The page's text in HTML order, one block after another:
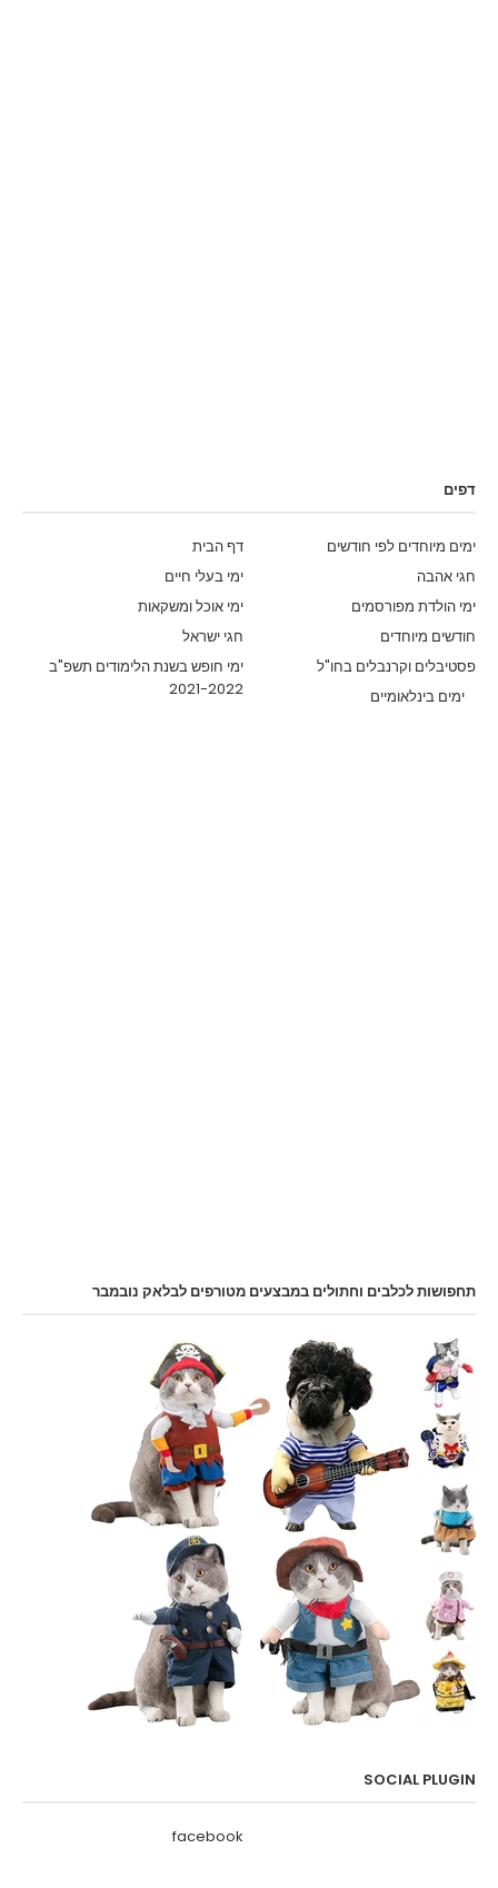
דפים
דף הבית
ימים מיוחדים לפי חודשים
ימי בעלי חיים
חגי אהבה
ימי אוכל ומשקאות
ימי הולדת מפורסמים
חגי ישראל
חודשים מיוחדים
ימי חופש בשנת הלימודים תשפ"ב
2021-2022
פסטיבלים וקרנבלים בחו"ל
ימים בינלאומיים
תחפושות לכלבים וחתולים במבצעים מטורפים לבלאק נובמבר
SOCIAL PLUGIN
facebook